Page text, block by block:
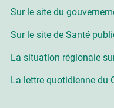
Sur le site du
Sur le site de Santé
La situation régionale
La lettre quotidienne du